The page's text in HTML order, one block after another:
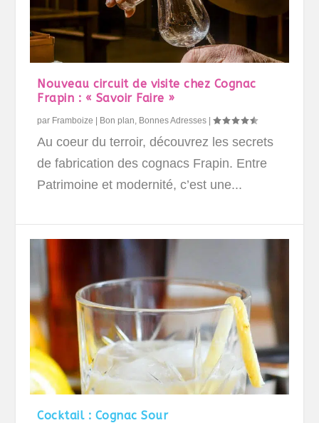
Nouveau circuit de visite chez Cognac
Frapin : « Savoir Faire »
par Framboize | Bon plan Bonnes Adresses |
Au coeur du terroir, découvrez les secrets
de fabrication des cognacs Frapin. Entre
Patrimoine et modernité, c’est une...
Cocktail : Cognac Sour